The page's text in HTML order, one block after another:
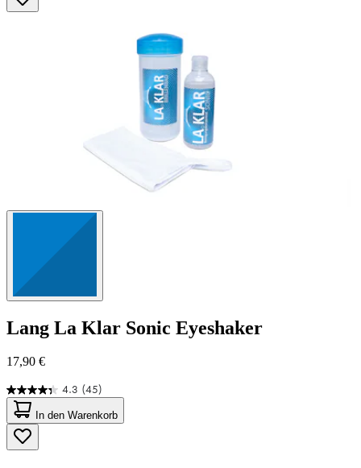
Lang La Klar Sonic Eyeshaker
17,90 €
4.3 (45)
4.3
von
5
Sternen.
45
In den Warenkorb